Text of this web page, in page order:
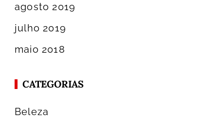
agosto 2019
julho 2019
maio 2018
CATEGORIAS
Beleza